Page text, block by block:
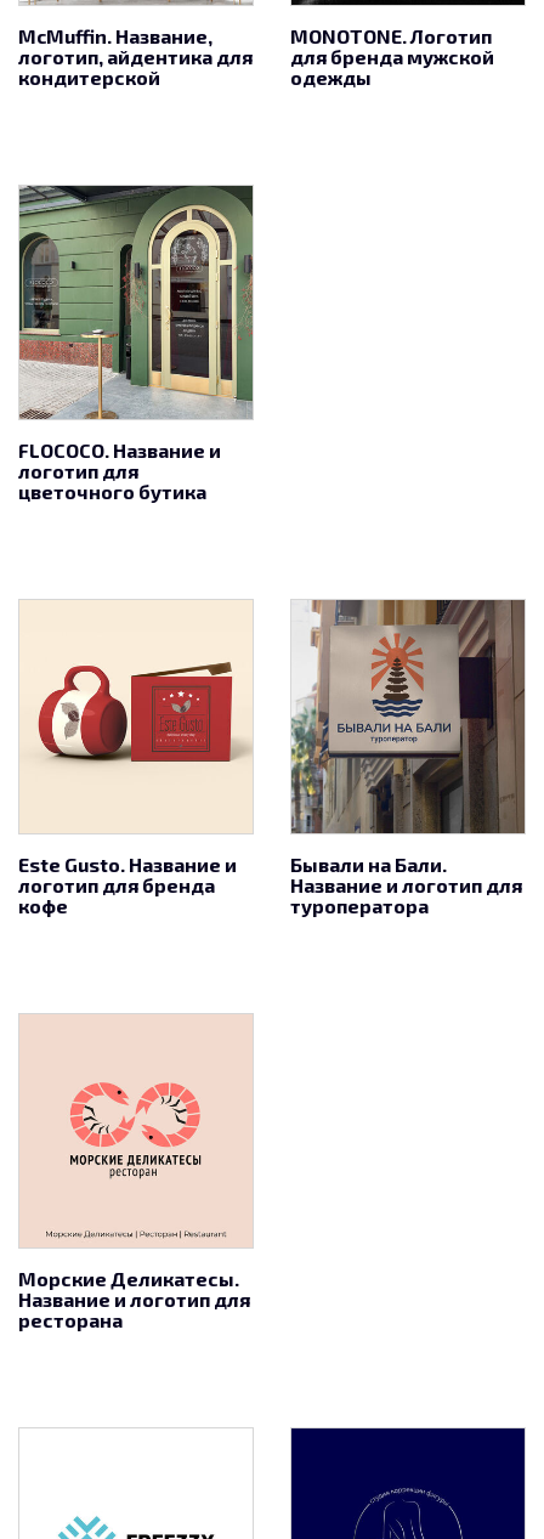
McMuffin. Название,
логотип, айдентика для
кондитерской
MONOTONE. Логотип
для бренда мужской
одежды
FLOCOCO. Название и
логотип для
цветочного бутика
Este Gusto. Название и
логотип для бренда
кофе
Бывали на Бали.
Название и логотип для
туроператора
Морские Деликатесы.
Название и логотип для
ресторана